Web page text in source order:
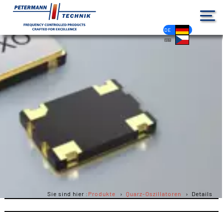
DE
EN
FR
ES
PL
IT
NL
HU
CS
Sie sind hier : Produkte Quarz-Oszillatoren Details